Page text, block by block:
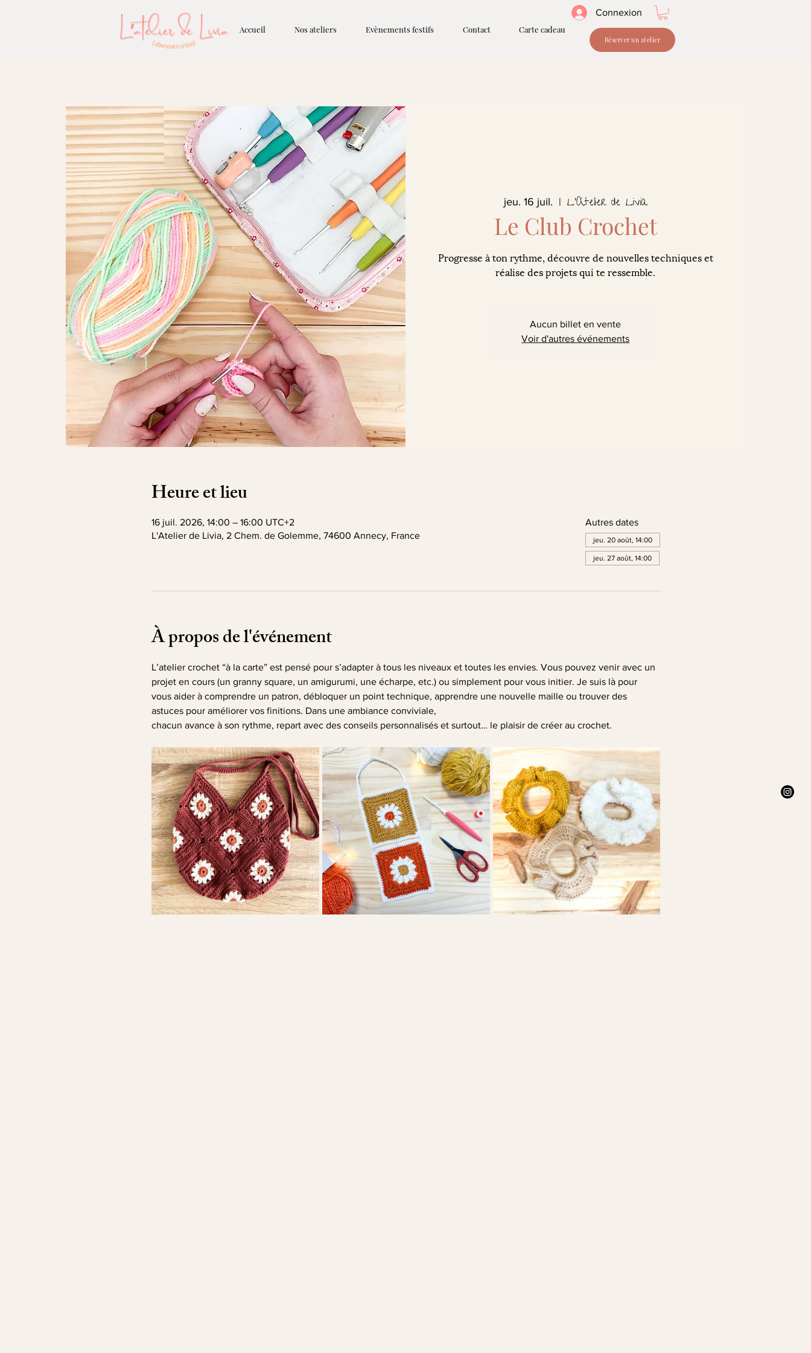
Connexion
Accueil
Nos ateliers Evènements festifs Contact Carte cadeau
Réserver un atelier
jeu. 16 juil.
  |
L'Atelier de Livia
Le Club Crochet
Progresse à ton rythme, découvre de nouvelles techniques et
réalise des projets qui te ressemble.
Aucun billet en vente
Voir d'autres événements
Heure et lieu
16 juil. 2026, 14:00 – 16:00 UTC+2
L'Atelier de Livia, 2 Chem. de Golemme, 74600 Annecy, France
Autres dates
jeu. 20 août, 14:00
jeu. 27 août, 14:00
À propos de l'événement
L’atelier crochet “à la carte” est pensé pour s’adapter à tous les niveaux et toutes les envies. Vous pouvez venir avec un
projet en cours (un granny square, un amigurumi, une écharpe, etc.) ou simplement pour vous initier. Je suis là pour
vous aider à comprendre un patron, débloquer un point technique, apprendre une nouvelle maille ou trouver des
astuces pour améliorer vos finitions. Dans une ambiance conviviale,
chacun avance à son rythme, repart avec des conseils personnalisés et surtout… le plaisir de créer au crochet.